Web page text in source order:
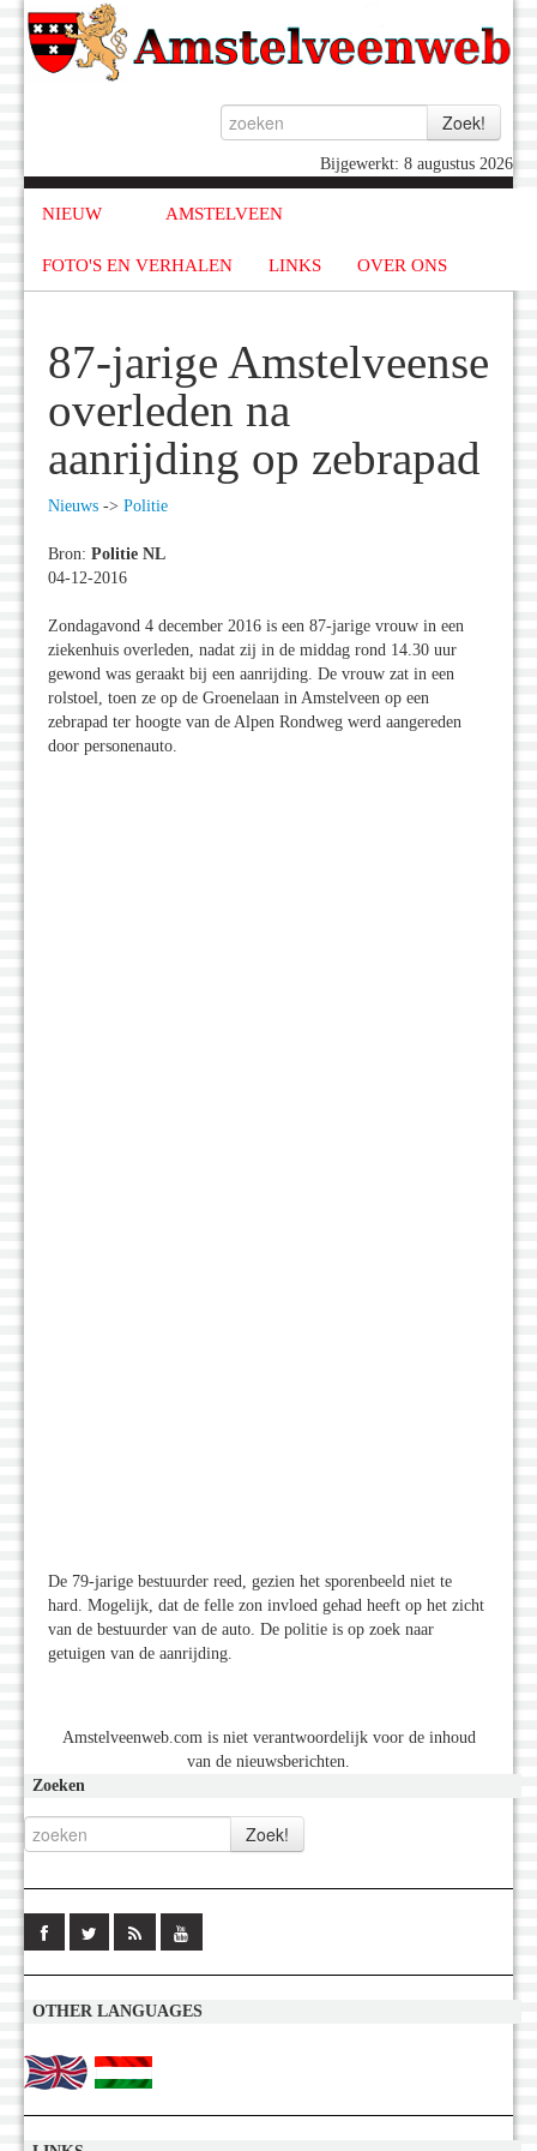
Bijgewerkt: 8 augustus 2026
NIEUW AMSTELVEEN
FOTO'S EN VERHALEN LINKS OVER ONS
87-jarige Amstelveense
overleden na
aanrijding op zebrapad
Nieuws -> Politie
Bron: Politie NL
04-12-2016
Zondagavond 4 december 2016 is een 87-jarige vrouw in een
ziekenhuis overleden, nadat zij in de middag rond 14.30 uur
gewond was geraakt bij een aanrijding. De vrouw zat in een
rolstoel, toen ze op de Groenelaan in Amstelveen op een
zebrapad ter hoogte van de Alpen Rondweg werd aangereden
door personenauto.
De 79-jarige bestuurder reed, gezien het sporenbeeld niet te
hard. Mogelijk, dat de felle zon invloed gehad heeft op het zicht
van de bestuurder van de auto. De politie is op zoek naar
getuigen van de aanrijding.
Amstelveenweb.com is niet verantwoordelijk voor de inhoud
van de nieuwsberichten.
Zoeken
OTHER LANGUAGES